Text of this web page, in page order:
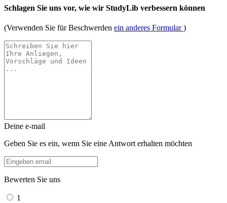
Schlagen Sie uns vor, wie wir StudyLib verbessern können
(Verwenden Sie für Beschwerden ein anderes Formular)
Deine e-mail
Geben Sie es ein, wenn Sie eine Antwort erhalten möchten
Bewerten Sie uns
1